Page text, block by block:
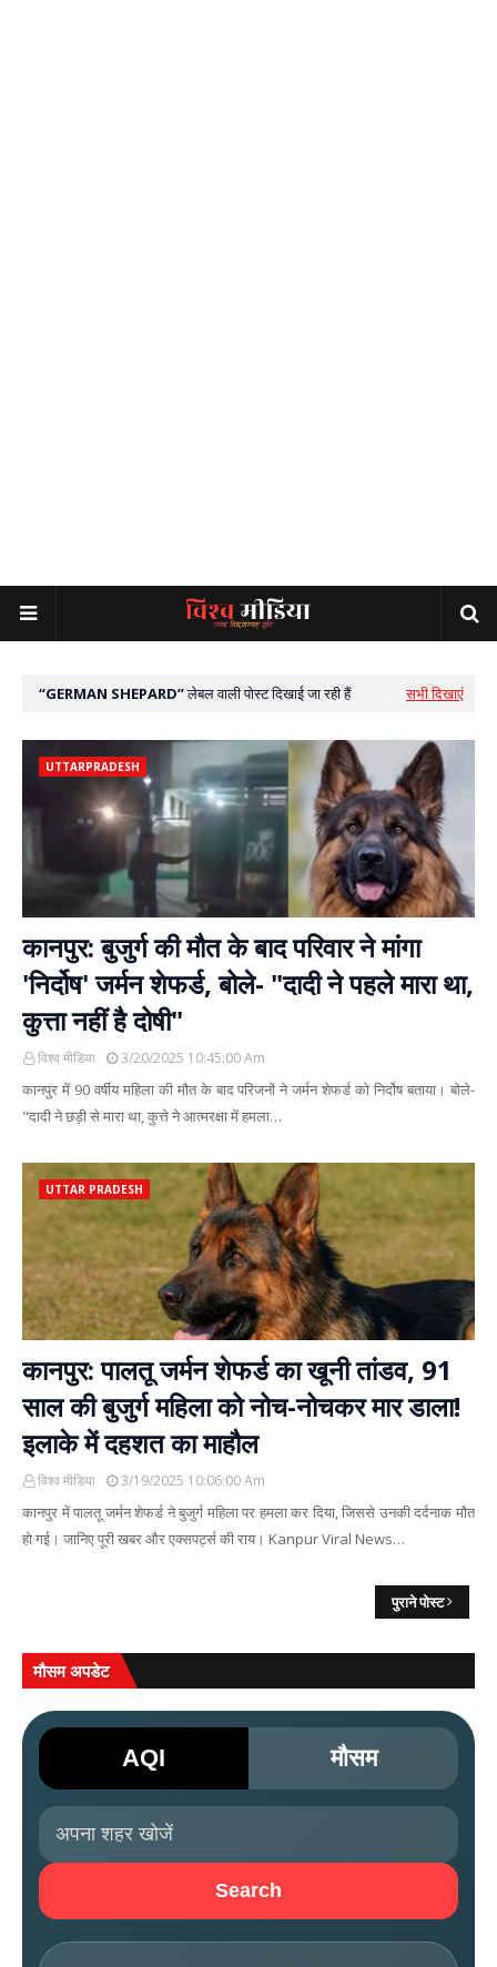
GERMAN SHEPARD लेबल वाली पोस्ट दिखाई जा रही हैं सभी दिखाएं
UTTARPRADESH
कानपुर: बुजुर्ग की मौत के बाद परिवार ने मांगा
'निर्दोष' जर्मन शेफर्ड, बोले- "दादी ने पहले मारा था,
कुत्ता नहीं है दोषी"
विश्व मीडिया 3/20/2025 10:45:00 Am
कानपुर में 90 वर्षीय महिला की मौत के बाद परिजनों ने जर्मन शेफर्ड को निर्दोष बताया। बोले-
"दादी ने छड़ी से मारा था, कुत्ते ने आत्मरक्षा में हमला…
UTTAR PRADESH
कानपुर: पालतू जर्मन शेफर्ड का खूनी तांडव, 91
साल की बुजुर्ग महिला को नोच-नोचकर मार डाला!
इलाके में दहशत का माहौल
विश्व मीडिया 3/19/2025 10:06:00 Am
कानपुर में पालतू जर्मन शेफर्ड ने बुजुर्ग महिला पर हमला कर दिया, जिससे उनकी दर्दनाक मौत
हो गई। जानिए पूरी खबर और एक्सपर्ट्स की राय। Kanpur Viral News…
पुराने पोस्ट
मौसम अपडेट
AQI मौसम
Search